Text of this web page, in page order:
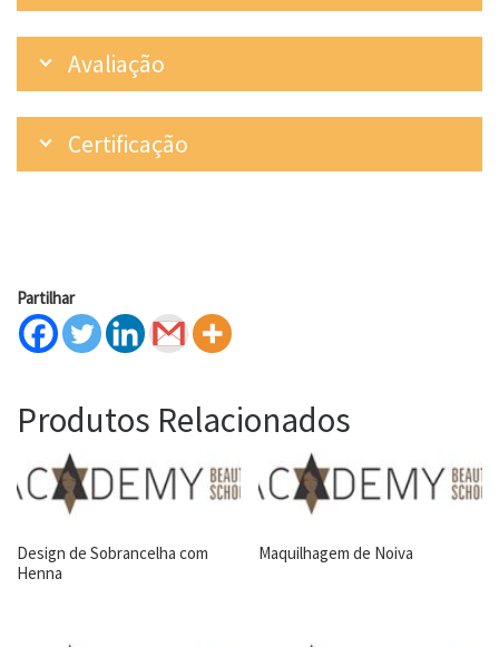
Avaliação
Certificação
Partilhar
Produtos Relacionados
Design de Sobrancelha com
Henna
Maquilhagem de Noiva